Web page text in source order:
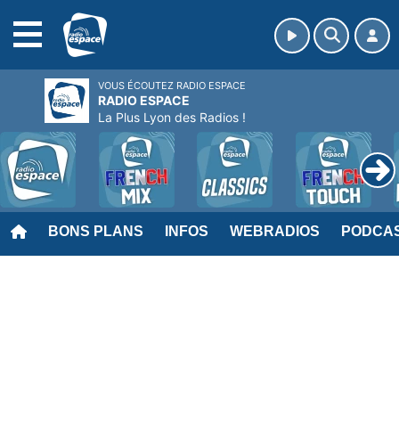
BONS PLANS INFOS WEBRADIOS
VOUS ÉCOUTEZ RADIO ESPACE
RADIO ESPACE
La Plus Lyon des Radios !